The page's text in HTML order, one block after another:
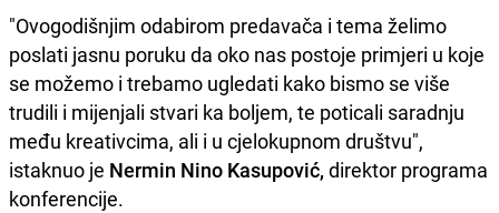
"Ovogodišnjim odabirom predavača i tema želimo
poslati jasnu poruku da oko nas postoje primjeri u koje
se možemo i trebamo ugledati kako bismo se više
trudili i mijenjali stvari ka boljem, te poticali saradnju
među kreativcima, ali i u cjelokupnom društvu",
istaknuo je Nermin Nino Kasupović, direktor programa
konferencije.